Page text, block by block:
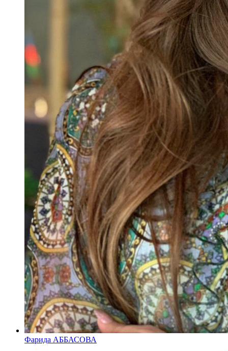
Фарида АББАСОВА